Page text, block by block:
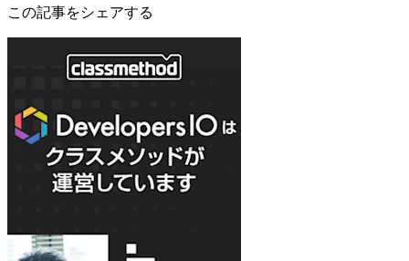
この記事をシェアする